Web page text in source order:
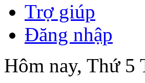
Trợ giúp
Đăng nhập
Hôm nay, Thứ 5